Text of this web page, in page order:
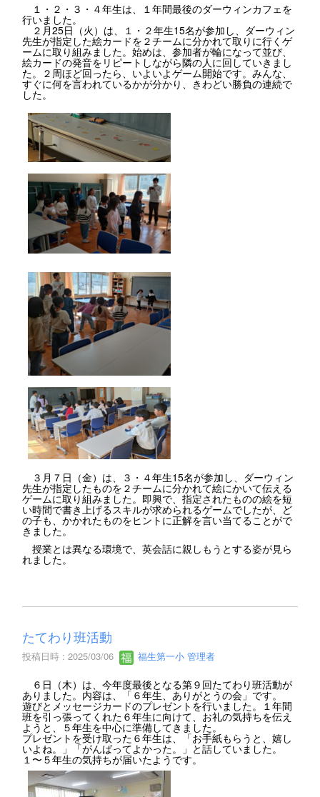
１・２・３・４年生は、１年間最後のダーウィンカフェを
行いました。
２月25日（火）は、１・２年生15名が参加し、ダーウィン
先生が指定した絵カードを２チームに分かれて取りに行くゲ
ームに取り組みました。始めは、参加者が輪になって並び、
絵カードの発音をリピートしながら隣の人に回していきまし
た。２周ほど回ったら、いよいよゲーム開始です。みんな、
すぐに何を言われているかが分かり、きわどい勝負の連続で
した。
３月７日（金）は、３・４年生15名が参加し、ダーウィン
先生が指定したものを２チームに分かれて絵にかいて伝える
ゲームに取り組みました。即興で、指定されたものの絵を短
い時間で書き上げるスキルが求められるゲームでしたが、ど
の子も、かかれたものをヒントに正解を言い当てることがで
きました。
授業とは異なる環境で、英会話に親しもうとする姿が見ら
れました。
たてわり班活動
投稿日時 : 2025/03/06 福生第一小 管理者
６日（木）は、今年度最後となる第９回たてわり班活動が
ありました。内容は、「６年生、ありがとうの会」です。
遊びとメッセージカードのプレゼントを行いました。１年間
班を引っ張ってくれた６年生に向けて、お礼の気持ちを伝え
ようと、５年生を中心に準備してきました。
プレゼントを受け取った６年生は、「お手紙もらうと、嬉し
いよね。」「がんばってよかった。」と話していました。
１〜５年生の気持ちが届いたようです。